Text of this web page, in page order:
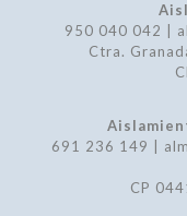
950 040 042 |
Ctra.
691 236 149 |
CP